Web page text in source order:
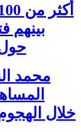
بينهم
حول
محمد
خلال